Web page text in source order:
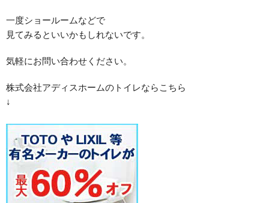
一度ショールームなどで
見てみるといいかもしれないです。
気軽にお問い合わせください。
株式会社アディスホームのトイレならこちら
↓